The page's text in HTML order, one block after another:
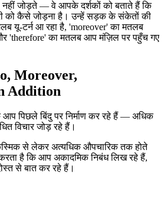
नहीं जोड़ते — वे आपके दर्शकों को बताते हैं कि
को कैसे जोड़ना है। उन्हें सड़क के संकेतों की
यू-टर्न आ रहा है, 'moreover' का मतलब
'therefore' का मतलब आप मंज़िल पर पहुँच गए
Moreover,
Addition
पिछले बिंदु पर निर्माण कर रहे हैं — अधिक
विचार जोड़ रहे हैं।
से लेकर अत्यधिक औपचारिक तक होते
है कि आप अकादमिक निबंध लिख रहे हैं,
से बात कर रहे हैं।